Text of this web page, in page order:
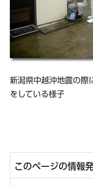
新潟県中越沖地震の際
をしている様子
このページの情報